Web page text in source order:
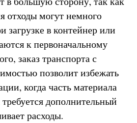
отходы могут немного
загрузке в контейнер или
к первоначальному
заказ транспорта с
позволит избежать
когда часть материала
дополнительный
расходы.